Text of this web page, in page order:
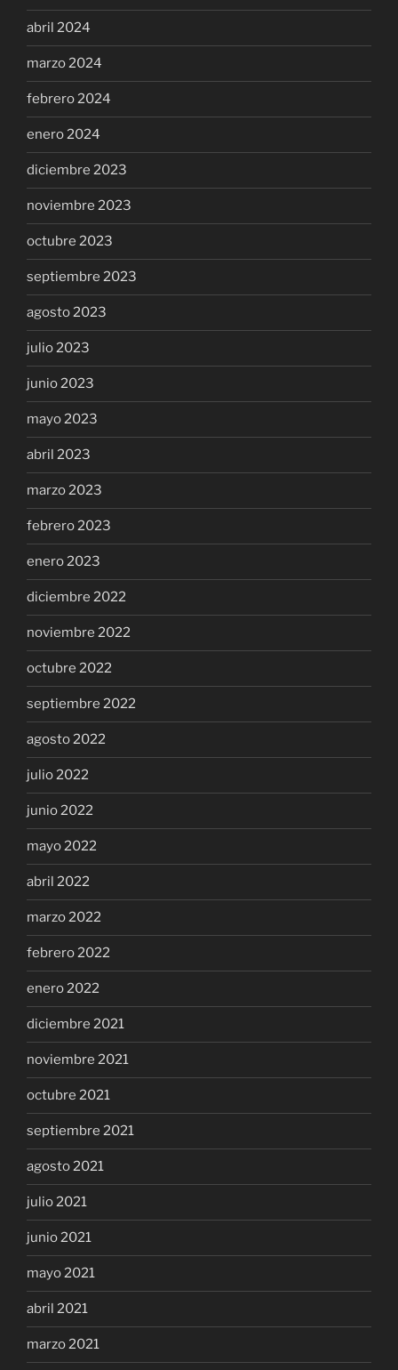
abril 2024
marzo 2024
febrero 2024
enero 2024
diciembre 2023
noviembre 2023
octubre 2023
septiembre 2023
agosto 2023
julio 2023
junio 2023
mayo 2023
abril 2023
marzo 2023
febrero 2023
enero 2023
diciembre 2022
noviembre 2022
octubre 2022
septiembre 2022
agosto 2022
julio 2022
junio 2022
mayo 2022
abril 2022
marzo 2022
febrero 2022
enero 2022
diciembre 2021
noviembre 2021
octubre 2021
septiembre 2021
agosto 2021
julio 2021
junio 2021
mayo 2021
abril 2021
marzo 2021